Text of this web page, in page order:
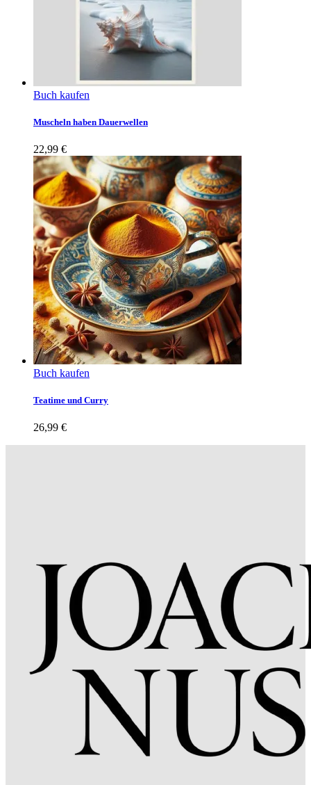
Buch kaufen
Muscheln haben Dauerwellen
22,99 €
Buch kaufen
Teatime und Curry
26,99 €